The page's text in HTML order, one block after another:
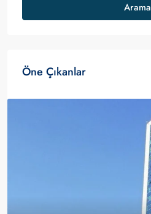
Arama
Öne Çıkanlar